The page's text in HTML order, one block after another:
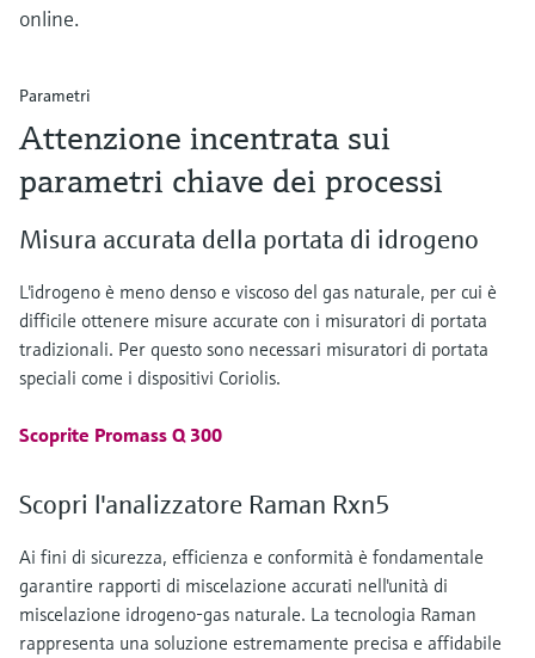
online.
Parametri
Attenzione incentrata sui
parametri chiave dei processi
Misura accurata della portata di idrogeno
L'idrogeno è meno denso e viscoso del gas naturale, per cui è
difficile ottenere misure accurate con i misuratori di portata
tradizionali. Per questo sono necessari misuratori di portata
speciali come i dispositivi Coriolis.
Scoprite Promass Q 300
Scopri l'analizzatore Raman Rxn5
Ai fini di sicurezza, efficienza e conformità è fondamentale
garantire rapporti di miscelazione accurati nell'unità di
miscelazione idrogeno-gas naturale. La tecnologia Raman
rappresenta una soluzione estremamente precisa e affidabile